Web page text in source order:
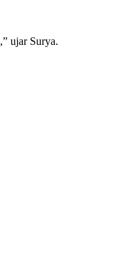
ujar Surya.